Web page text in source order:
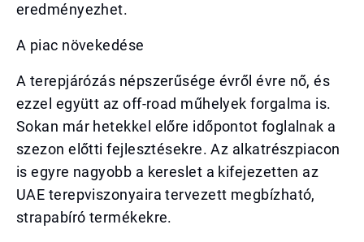
eredményezhet.
A piac növekedése
A terepjárózás népszerűsége évről évre nő, és
ezzel együtt az off-road műhelyek forgalma is.
Sokan már hetekkel előre időpontot foglalnak a
szezon előtti fejlesztésekre. Az alkatrészpiacon
is egyre nagyobb a kereslet a kifejezetten az
UAE terepviszonyaira tervezett megbízható,
strapabíró termékekre.